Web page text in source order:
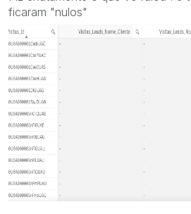
ficaram "nulos"